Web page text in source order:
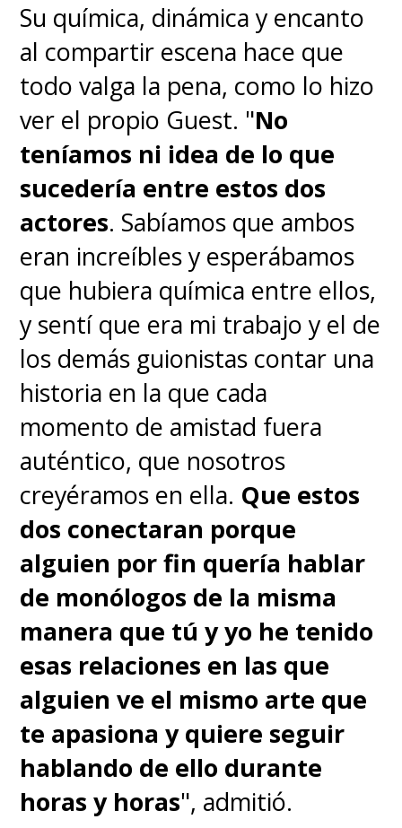
Su química, dinámica y encanto
al compartir escena hace que
todo valga la pena, como lo hizo
ver el propio Guest. "No
teníamos ni idea de lo que
sucedería entre estos dos
actores. Sabíamos que ambos
eran increíbles y esperábamos
que hubiera química entre ellos,
y sentí que era mi trabajo y el de
los demás guionistas contar una
historia en la que cada
momento de amistad fuera
auténtico, que nosotros
creyéramos en ella. Que estos
dos conectaran porque
alguien por fin quería hablar
de monólogos de la misma
manera que tú y yo he tenido
esas relaciones en las que
alguien ve el mismo arte que
te apasiona y quiere seguir
hablando de ello durante
horas y horas", admitió.